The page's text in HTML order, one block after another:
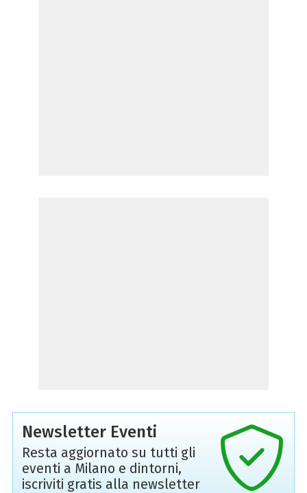
Newsletter Eventi
Resta aggiornato su tutti gli
eventi a Milano e dintorni,
iscriviti gratis alla newsletter